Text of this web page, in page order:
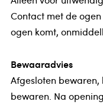
Contact met de
ogen komt,
Bewaaradvies
Afgesloten
bewaren. Na